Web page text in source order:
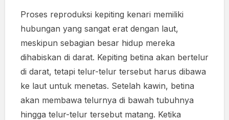
Proses reproduksi kepiting kenari memiliki
hubungan yang sangat erat dengan laut,
meskipun sebagian besar hidup mereka
dihabiskan di darat. Kepiting betina akan bertelur
di darat, tetapi telur-telur tersebut harus dibawa
ke laut untuk menetas. Setelah kawin, betina
akan membawa telurnya di bawah tubuhnya
hingga telur-telur tersebut matang. Ketika